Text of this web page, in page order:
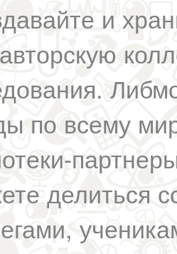
и
авторскую
по всему
делиться